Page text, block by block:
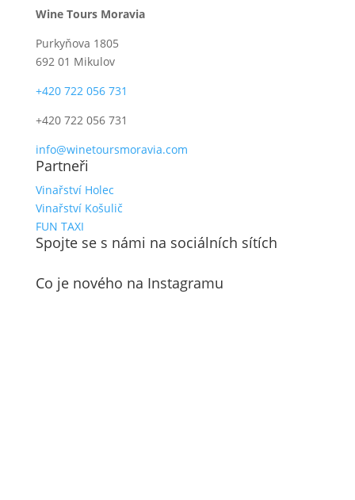
Wine Tours Moravia
Purkyňova 1805
692 01 Mikulov
+420 722 056 731
+420 722 056 731
info@winetoursmoravia.com
Partneři
Vinařství Holec
Vinařství Košulič
FUN TAXI
Spojte se s námi na sociálních sítích
Co je nového na Instagramu